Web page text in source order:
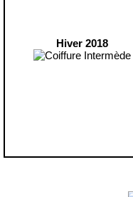
Hiver 2018